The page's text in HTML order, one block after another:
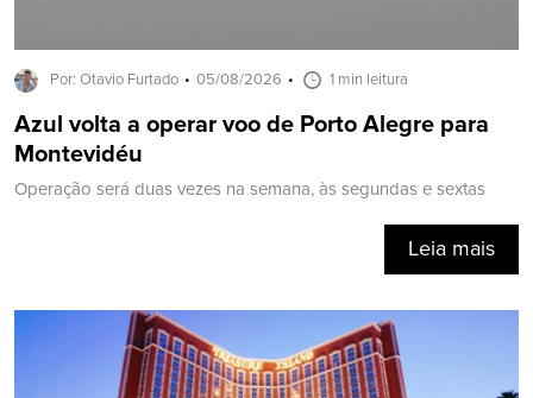
Por: Otavio Furtado 05/08/2026 1 min leitura
Azul volta a operar voo de Porto Alegre para
Montevidéu
Operação será duas vezes na semana, às segundas e sextas
Leia mais